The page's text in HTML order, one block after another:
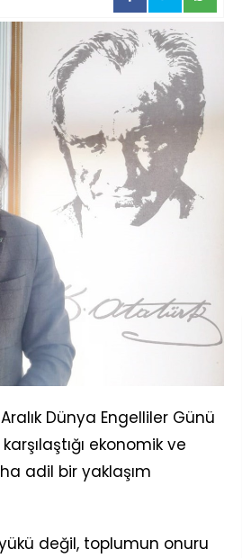
Dünya Engelliler Günü
ekonomik ve
adil bir yaklaşım
değil, toplumun onuru